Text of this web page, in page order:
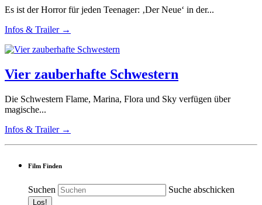
Es ist der Horror für jeden Teenager: ‚Der Neue‘ in der...
Infos & Trailer →
Vier zauberhafte Schwestern
Die Schwestern Flame, Marina, Flora und Sky verfügen über
magische...
Infos & Trailer →
Film Finden
Suchen Suche abschicken